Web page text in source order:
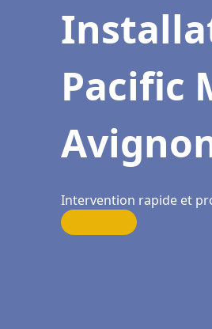
Pacific
Intervention rapide et